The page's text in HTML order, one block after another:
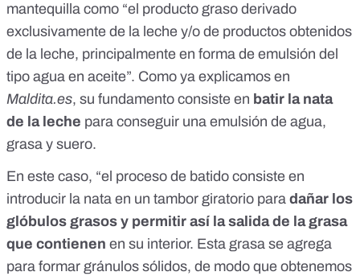
mantequilla como “el producto graso derivado
exclusivamente de la leche y/o de productos obtenidos
de la leche, principalmente en forma de emulsión del
tipo agua en aceite”. Como ya explicamos en
Maldita.es, su fundamento consiste en batir la nata
de la leche para conseguir una emulsión de agua,
grasa y suero.
En este caso, “el proceso de batido consiste en
introducir la nata en un tambor giratorio para dañar los
glóbulos grasos y permitir así la salida de la grasa
que contienen en su interior. Esta grasa se agrega
para formar gránulos sólidos, de modo que obtenemos